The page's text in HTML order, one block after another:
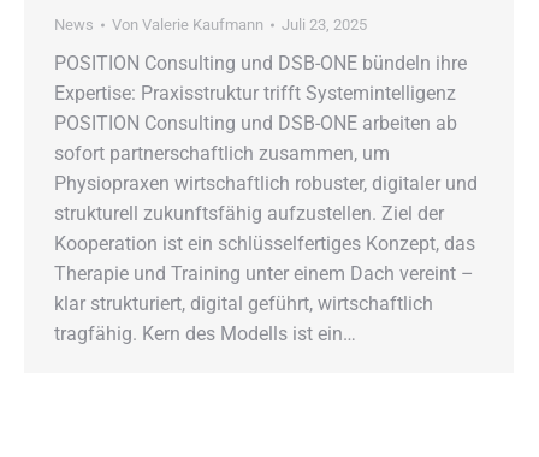
News Von Valerie Kaufmann Juli 23, 2025
POSITION Consulting und DSB-ONE bündeln ihre
Expertise: Praxisstruktur trifft Systemintelligenz
POSITION Consulting und DSB-ONE arbeiten ab
sofort partnerschaftlich zusammen, um
Physiopraxen wirtschaftlich robuster, digitaler und
strukturell zukunftsfähig aufzustellen. Ziel der
Kooperation ist ein schlüsselfertiges Konzept, das
Therapie und Training unter einem Dach vereint –
klar strukturiert, digital geführt, wirtschaftlich
tragfähig. Kern des Modells ist ein…